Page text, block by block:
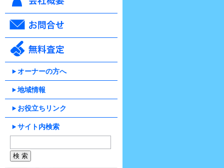
オーナーの方へ
地域情報
お役立ちリンク
サイト内検索